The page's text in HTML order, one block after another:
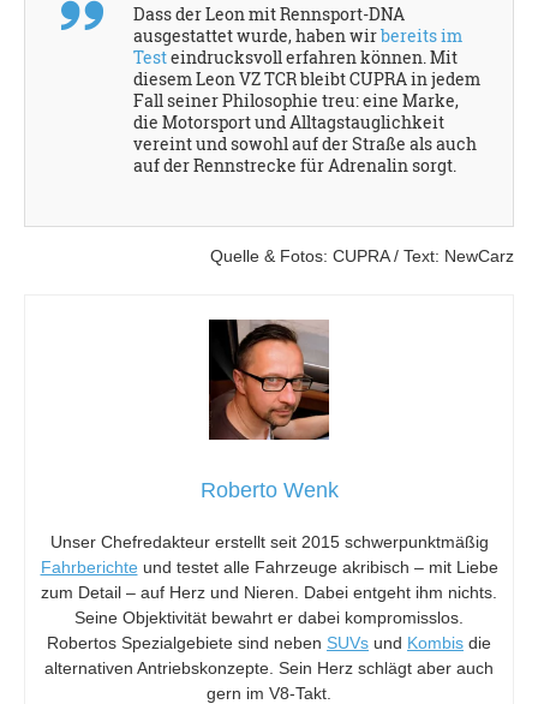
Dass der Leon mit Rennsport-DNA
ausgestattet wurde, haben wirbereits im
Testeindrucksvoll erfahren können. Mit
diesem Leon VZ TCR bleibt CUPRA in jedem
Fall seiner Philosophie treu: eine Marke,
die Motorsport und Alltagstauglichkeit
vereint und sowohl auf der Straße als auch
auf der Rennstrecke für Adrenalin sorgt.
Quelle & Fotos: CUPRA / Text: NewCarz
Roberto Wenk
Unser Chefredakteur erstellt seit 2015 schwerpunktmäßig
Fahrberichte und testet alle Fahrzeuge akribisch – mit Liebe
zum Detail – auf Herz und Nieren. Dabei entgeht ihm nichts.
Seine Objektivität bewahrt er dabei kompromisslos.
Robertos Spezialgebiete sind neben SUVs und Kombis die
alternativen Antriebskonzepte. Sein Herz schlägt aber auch
gern im V8-Takt.